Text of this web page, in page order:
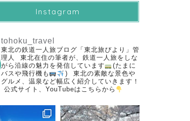
Instagram
tohoku_travel
東北の鉄道一人旅ブログ「東北旅びより」管
理人
東北在住の筆者が、鉄道一人旅をしな
がら沿線の魅力を発信しています
(たまに
バスや飛行機も
)
東北の素敵な景色や
グルメ、温泉など幅広く紹介していきます！
公式サイト、YouTubeはこちらから